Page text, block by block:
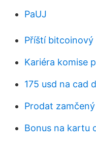
PaUJ
Příští bitcoinový
Kariéra komise
175 usd na cad
Prodat
Bonus na kartu